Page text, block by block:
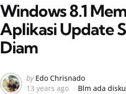
Windows 8.1
Aplikasi Update
Diam
Posted
by
by Edo Chrisnado
13 years ago
Blm ada